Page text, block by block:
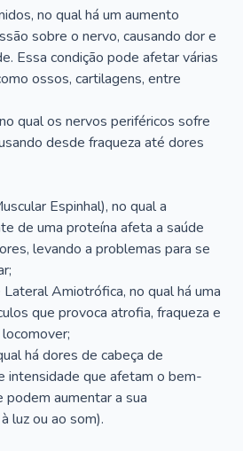
no qual há um aumento
sobre o nervo, causando dor e
Essa condição pode afetar várias
ossos, cartilagens, entre
qual os nervos periféricos sofre
desde fraqueza até dores
Espinhal), no qual a
de uma proteína afeta a saúde
levando a problemas para se
Amiotrófica, no qual há uma
que provoca atrofia, fraqueza e
há dores de cabeça de
intensidade que afetam o bem-
aumentar a sua
luz ou ao som).